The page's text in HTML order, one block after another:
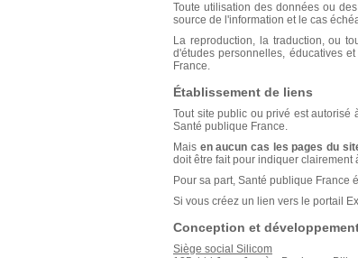
Toute utilisation des données ou
source de l'information et le cas
La reproduction, la traduction, ou
d'études personnelles, éducatives
France.
Établissement de liens
Tout site public ou privé est autorisé
Santé publique France.
Mais en aucun cas les pages du
doit être fait pour indiquer clairement
Pour sa part, Santé publique France
Si vous créez un lien vers le portail
Conception et
Siège social Silicom